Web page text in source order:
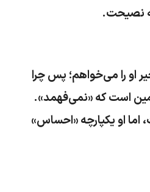
نصیحت.
او را مى‌خواهم؛ پس چرا
است که «نمى‌فهمد».
او یکپارچه «احساس»